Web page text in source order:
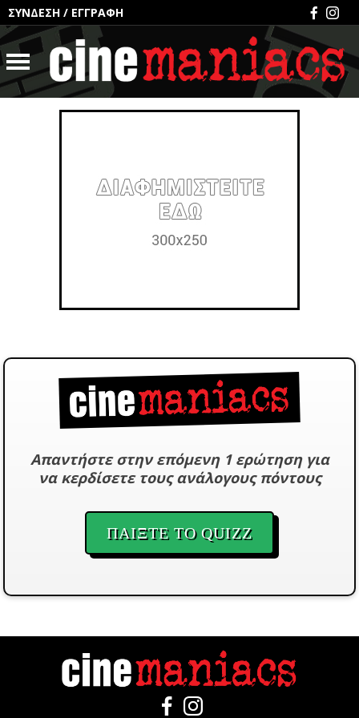
ΣΥΝΔΕΣΗ / ΕΓΓΡΑΦΗ
Απαντήστε στην επόμενη 1 ερώτηση για
να κερδίσετε τους ανάλογους πόντους
ΠΑΙΞΤΕ ΤΟ QUIZZ